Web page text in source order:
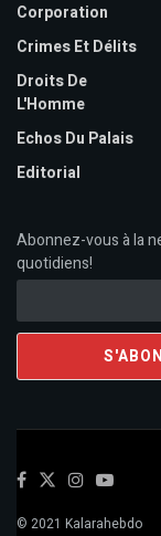
Corporation
Crimes Et Délits
Droits De
L'Homme
Echos Du Palais
Editorial
Abonnez-vous à la
quotidiens!
© 2021 Kalarahebdo